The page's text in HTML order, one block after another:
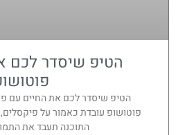
הטיפ שיסדר לכם
הטיפ שיסדר לכם את החיים עם
פוטושופ עובדת כאמור על
התוכנה תעבד את